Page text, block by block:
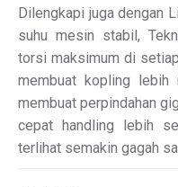
Dilengkapi juga dengan
suhu mesin stabil,
torsi maksimum di
membuat kopling lebih
membuat perpindahan
cepat handling lebih
terlihat semakin gagah